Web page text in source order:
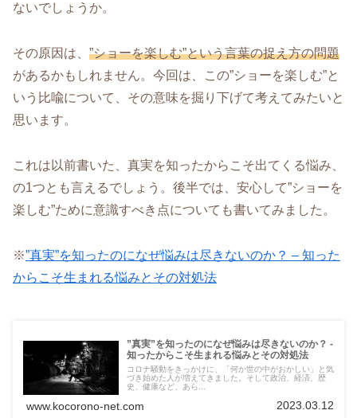
ないでしょうか。
その原因は、 ”ショーを楽しむ”という言葉の捉え方の問題
があるかもしれません。今回は、この”ショーを楽しむ”と
いう比喩について、その意味を掘り下げて考えてみたいと
思います。
これは以前書いた、真実を知ったからこそ出てくる悩み、
の1つとも言えるでしょう。後半では、安心して”ショーを
楽しむ”ために意識すべき点についても書いてみました。
※”真実”を知ったのになぜ悩みは尽きないのか？ – 知った
からこそ生まれる悩みとその対処法
”真実”を知ったのになぜ悩みは尽きないのか？ -
知ったからこそ生まれる悩みとその対処法
コロナ騒動をきっかけに、「何か世の中がおかしい」と気
づき始めた人が増えてきました。そして政治、経済、歴
史、健康など、あら...
www.kocorono-net.com 2023.03.12